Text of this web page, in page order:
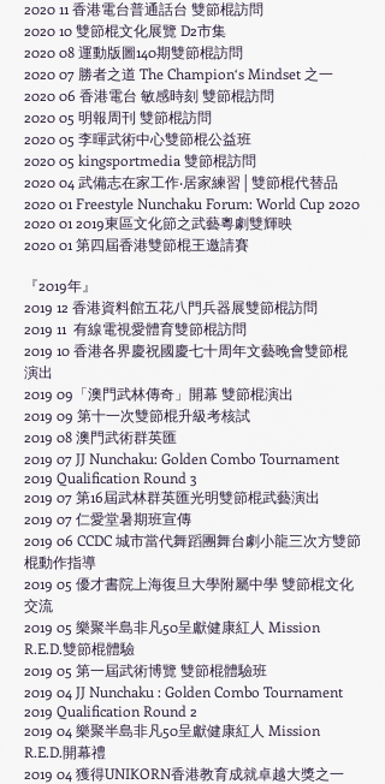
2020 11 香港電台普通話台 雙節棍訪問
2020 10 雙節棍文化展覽 D2市集
2020 08 運動版圖140期雙節棍訪問
2020 07 勝者之道 The Champion‘s Mindset 之一
2020 06 香港電台 敏感時刻 雙節棍訪問
2020 05 明報周刊 雙節棍訪問
2020 05 李暉武術中心雙節棍公益班
​2020 05 kingsportmedia 雙節棍訪問
​​2020 04 武備志在家工作‧居家練習│雙節棍代替品
2020 01 Freestyle Nunchaku Forum: World Cup 2020
2020 01 2019東區文化節之武藝粵劇雙輝映
2020 01 第四屆香港雙節棍王邀請賽
『2019年』
2019 12 香港資料館五花八門兵器展雙節棍訪問
2019 11 有線電視愛體育雙節棍訪問
2019 10 香港各界慶祝國慶七十周年文藝晚會雙節棍
演出
​2019 09「澳門武林傳奇」開幕 雙節棍演出
2019 09 第十一次雙節棍升級考核試
2019 08 澳門武術群英匯
2019 07JJ Nunchaku: Golden Combo Tournament
2019 Qualification Round 3
2019 07 第16屆武林群英匯光明雙節棍武藝演出
2019 07 仁愛堂暑期班宣傳
2019 06 CCDC 城市當代舞蹈團舞台劇小龍三次方雙節
棍動作指導
2019 05 優才書院上海復旦大學附屬中學 雙節棍文化
交流
2019 05 樂聚半島非凡50呈獻健康紅人 Mission
R.E.D.雙節棍體驗
2019 05 第一屆武術博覽 雙節棍體驗班
2019 04 JJ Nunchaku : Golden Combo Tournament
2019 Qualification Round 2
2019 04 樂聚半島非凡50呈獻健康紅人 Mission
R.E.D.開幕禮
2019 04 獲得UNIKORN香港教育成就卓越大獎之一